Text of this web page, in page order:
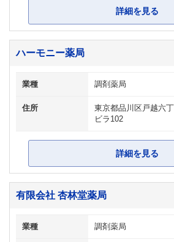
詳細を見る
ハーモニー薬局
業種 調剤薬局
住所
東京都品川区戸越六
ビラ102
詳細を見る
有限会社 杏林堂薬局
業種 調剤薬局